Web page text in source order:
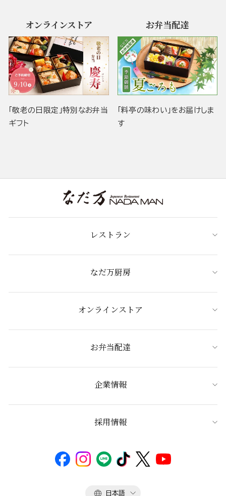
オンラインストア
「敬老の日限定」特別なお弁当
ギフト
お弁当配達
「料亭の味わい」をお届けしま
す
レストラン
なだ万厨房
オンラインストア
お弁当配達
企業情報
採用情報
言 日本語